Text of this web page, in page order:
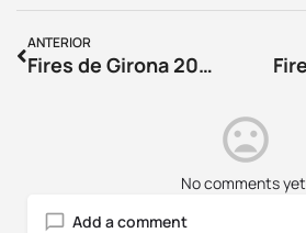
ANTERIOR
Fires de Girona 2025: Agenda del diumenge 26 d’octubre
No comments
Add a comment